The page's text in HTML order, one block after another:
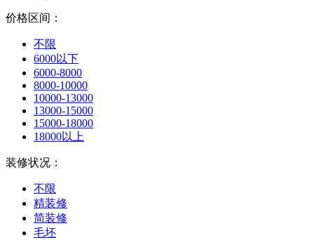
价格区间：
不限
6000以下
6000-8000
8000-10000
10000-13000
13000-15000
15000-18000
18000以上
装修状况：
不限
精装修
简装修
毛坯